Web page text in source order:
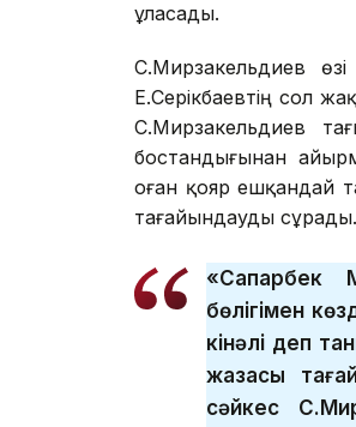
ұласады.
С.Мирзакельдиев
Е.Серікбаевтің сол
С.Мирзакельдиев
бостандығынан
оған қояр ешқандай
тағайындауды сұрады.
«Сапарбек
бөлігімен
кінәлі деп
жазасы
сәйкес